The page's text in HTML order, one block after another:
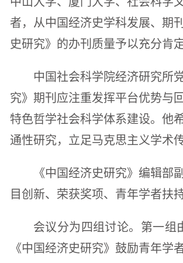
者，从中国经济史学科发展、期
史研究》的办刊质量予以充分肯
中国社会科学院经济研究所
究》期刊应注重发挥平台优势与
特色哲学社会科学体系建设。他
通性研究，立足马克思主义学术
《中国经济史研究》编辑
目创新、荣获奖项、青年学者扶
会议分为四组讨论。第一组
《中国经济史研究》鼓励青年